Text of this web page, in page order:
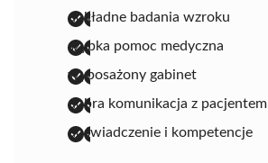
dokładne badania wzroku
szybka pomoc medyczna
wyposażony gabinet
dobra komunikacja z pacjentem
doświadczenie i kompetencje